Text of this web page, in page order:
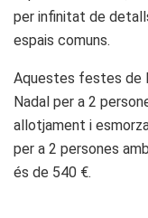
per infinitat de
espais comuns.
Aquestes festes de
Nadal per a 2
allotjament i
per a 2 persones
és de 540 €.